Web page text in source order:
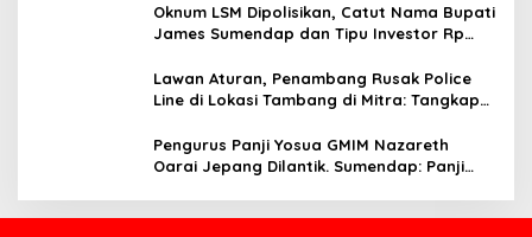
Oknum LSM Dipolisikan, Catut Nama Bupati
James Sumendap dan Tipu Investor Rp
Lawan Aturan, Penambang Rusak Police
Line di Lokasi Tambang di Mitra: Tangkap
Pengurus Panji Yosua GMIM Nazareth
Oarai Jepang Dilantik. Sumendap: Panji